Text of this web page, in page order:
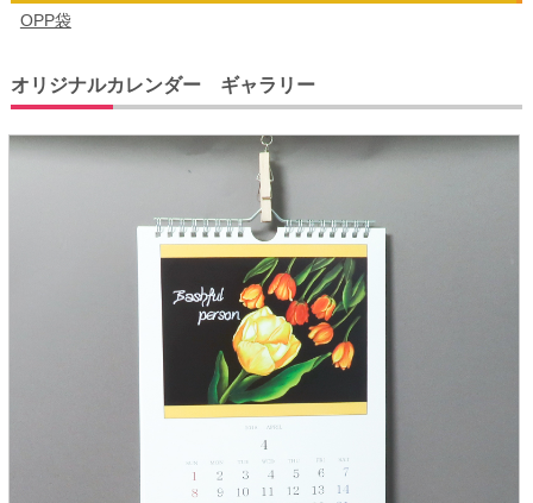
OPP袋
オリジナルカレンダー ギャラリー